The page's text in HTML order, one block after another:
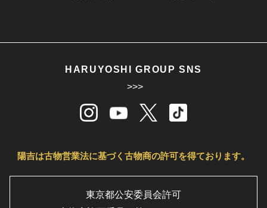
HARUYOSHI GROUP SNS
>>>
陽吉は古物営業法に基づく古物商の許可を得ております。
東京都公安委員会許可